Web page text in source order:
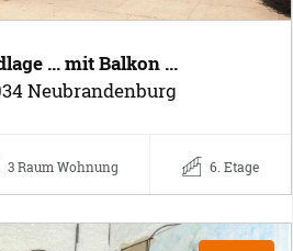
... mit Balkon ...
Neubrandenburg
3 Raum Wohnung 6. Etage